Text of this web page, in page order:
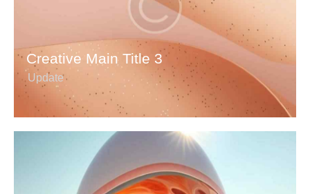
Creative Main Title 3
Update